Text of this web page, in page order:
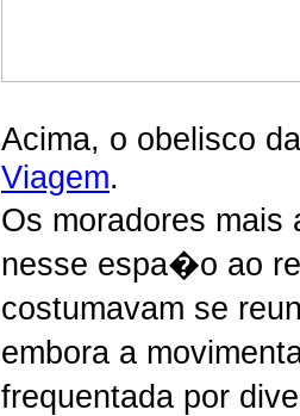
Acima, o obelisco
Viagem.
Os moradores
nesse espa�o ao
costumavam se
embora a
frequentada por